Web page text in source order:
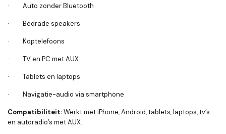
· Auto zonder Bluetooth
· Bedrade speakers
· Koptelefoons
· TV en PC met AUX
· Tablets en laptops
· Navigatie-audio via smartphone
Compatibiliteit:Werkt met iPhone, Android, tablets, laptops, tv’s
en autoradio’s met AUX.